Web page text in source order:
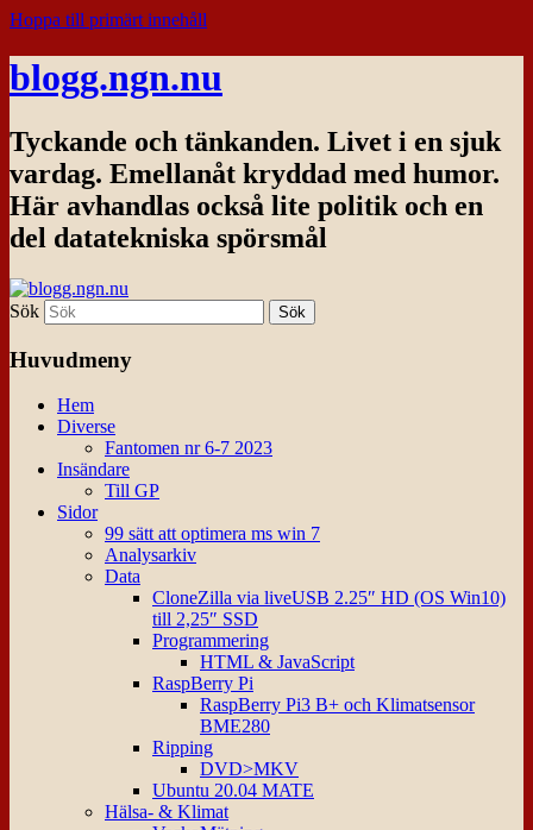
Hoppa till primärt innehåll
blogg.ngn.nu
Tyckande och tänkanden. Livet i en sjuk
vardag. Emellanåt kryddad med humor.
Här avhandlas också lite politik och en
del datatekniska spörsmål
Sök
Huvudmeny
Hem
Diverse
Fantomen nr 6-7 2023
Insändare
Till GP
Sidor
99 sätt att optimera ms win 7
Analysarkiv
Data
CloneZilla via liveUSB 2.25″ HD (OS Win10)
till 2,25″ SSD
Programmering
HTML & JavaScript
RaspBerry Pi
RaspBerry Pi3 B+ och Klimatsensor
BME280
Ripping
DVD>MKV
Ubuntu 20.04 MATE
Hälsa- & Klimat